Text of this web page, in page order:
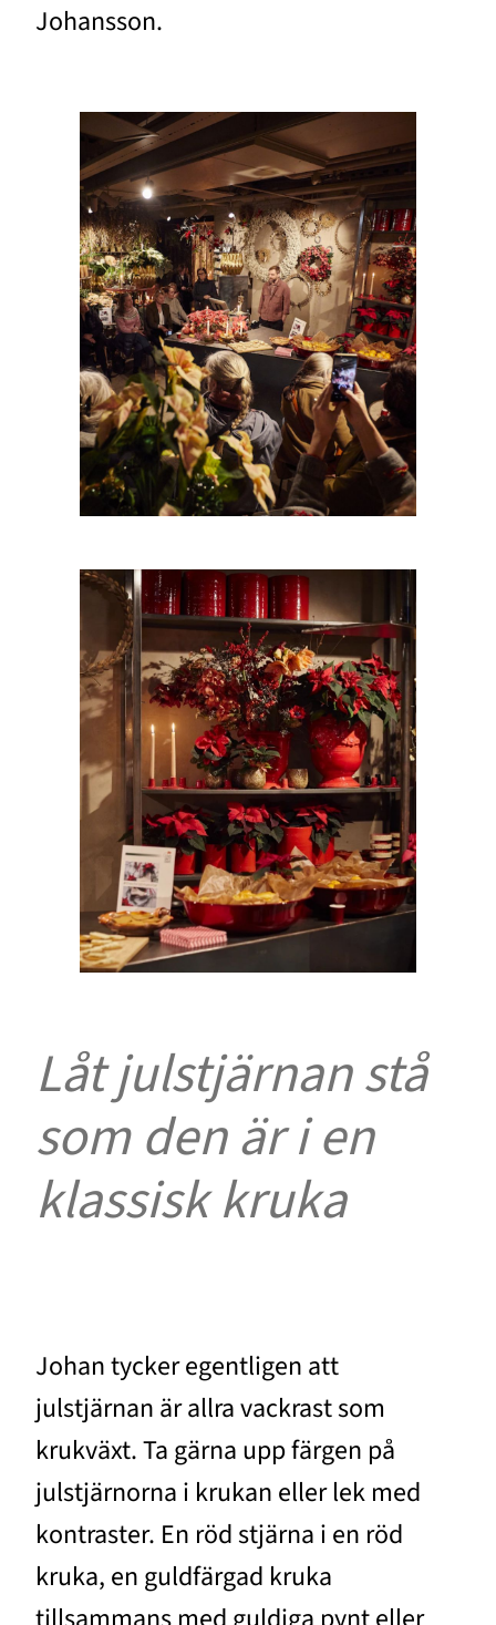
Johansson.
Låt julstjärnan stå
som den är i en
klassisk kruka
Johan tycker egentligen att
julstjärnan är allra vackrast som
krukväxt. Ta gärna upp färgen på
julstjärnorna i krukan eller lek med
kontraster. En röd stjärna i en röd
kruka, en guldfärgad kruka